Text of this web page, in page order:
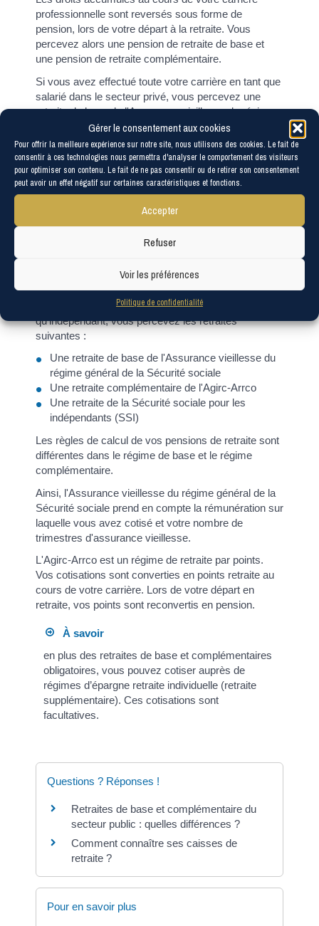
Gérer le consentement aux cookies
Pour offrir la meilleure expérience sur notre site, nous utilisons des cookies. Le fait de
consentir à ces technologies nous permettra d'analyser le comportement des visiteurs
pour optimiser son contenu. Le fait de ne pas consentir ou de retirer son consentement
peut avoir un effet négatif sur certaines caractéristiques et fonctions.
Accepter
Refuser
Voir les préférences
Politique de confidentialité
professionnelle sont reversés sous forme de
pension, lors de votre départ à la retraite. Vous
percevez alors une pension de retraite de base et
une pension de retraite complémentaire.
Si vous avez effectué toute votre carrière en tant que
salarié dans le secteur privé, vous percevez une
retraite de base de l'Assurance vieillesse du régime
général de la Sécurité sociale et une retraite
complémentaire de l'<a href="https://www.les-
corvees-les-yys.fr/service-public/?
xml=R40033">Agirc-Arrco</a>.
Si vous avez exercé des professions relevant de
plusieurs régimes de retraite différents (agriculture,
secteur privé, agent du secteur public, etc.), vous
Par exemple, si vous avez cotisé au cours de votre
carrière en tant que salarié puis en tant
qu'indépendant, vous percevez les retraites
suivantes :
Une retraite de base de l'Assurance vieillesse du
régime général de la Sécurité sociale
Une retraite complémentaire de l'Agirc-Arrco
Une retraite de la Sécurité sociale pour les
indépendants (SSI)
Les règles de calcul de vos pensions de retraite sont
différentes dans le régime de base et le régime
complémentaire.
Ainsi, l'Assurance vieillesse du régime général de la
Sécurité sociale prend en compte la rémunération sur
laquelle vous avez cotisé et votre nombre de
trimestres d'assurance vieillesse.
L'Agirc-Arrco est un régime de retraite par points.
Vos cotisations sont converties en points retraite au
cours de votre carrière. Lors de votre départ en
retraite, vos points sont reconvertis en pension.
À savoir
en plus des retraites de base et complémentaires
obligatoires, vous pouvez cotiser auprès de
régimes d’épargne retraite individuelle (retraite
supplémentaire). Ces cotisations sont
facultatives.
Questions ? Réponses !
Retraites de base et complémentaire du
secteur public : quelles différences ?
Comment connaître ses caisses de
retraite ?
Pour en savoir plus